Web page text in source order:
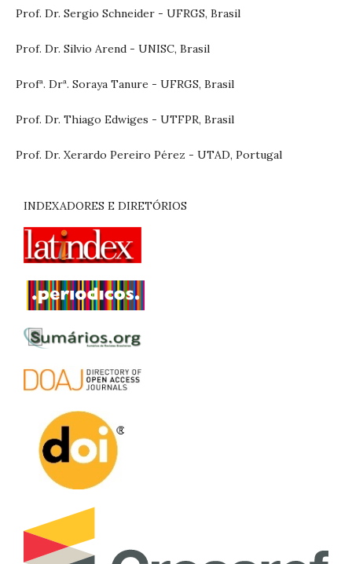
Prof. Dr. Sergio Schneider - UFRGS, Brasil
Prof. Dr. Silvio Arend - UNISC, Brasil
Profª. Drª. Soraya Tanure - UFRGS, Brasil
Prof. Dr. Thiago Edwiges - UTFPR, Brasil
Prof. Dr. Xerardo Pereiro Pérez - UTAD, Portugal
INDEXADORES E DIRETÓRIOS